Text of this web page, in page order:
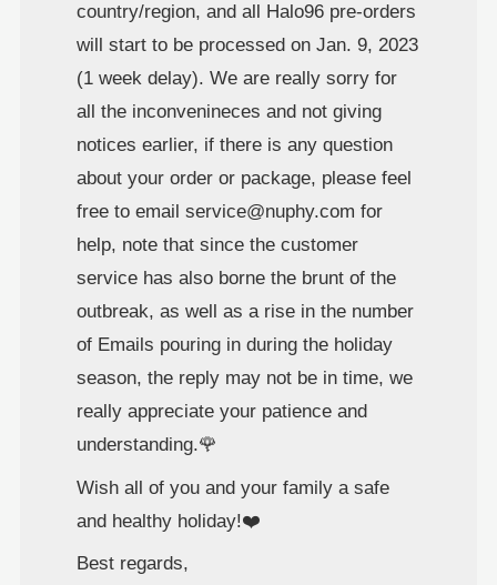
country/region, and all Halo96 pre-orders
will start to be processed on Jan. 9, 2023
(1 week delay). We are really sorry for
all the inconvenineces and not giving
notices earlier, if there is any question
about your order or package, please feel
free to email service@nuphy.com for
help, note that since the customer
service has also borne the brunt of the
outbreak, as well as a rise in the number
of Emails pouring in during the holiday
season, the reply may not be in time, we
really appreciate your patience and
understanding.🌹
Wish all of you and your family a safe
and healthy holiday!❤️
Best regards,